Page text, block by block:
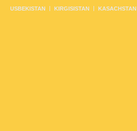
USBEKISTAN KIRGISISTAN KASACHSTAN